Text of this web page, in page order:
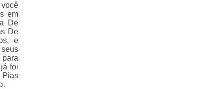
em
De
De
e
foi
Pias